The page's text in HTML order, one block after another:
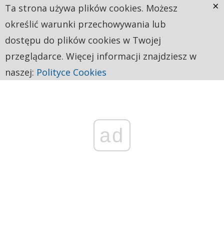
ad
Ta strona używa plików cookies. Możesz
określić warunki przechowywania lub
dostępu do plików cookies w Twojej
przeglądarce. Więcej informacji znajdziesz w
naszej: Polityce Cookies
×